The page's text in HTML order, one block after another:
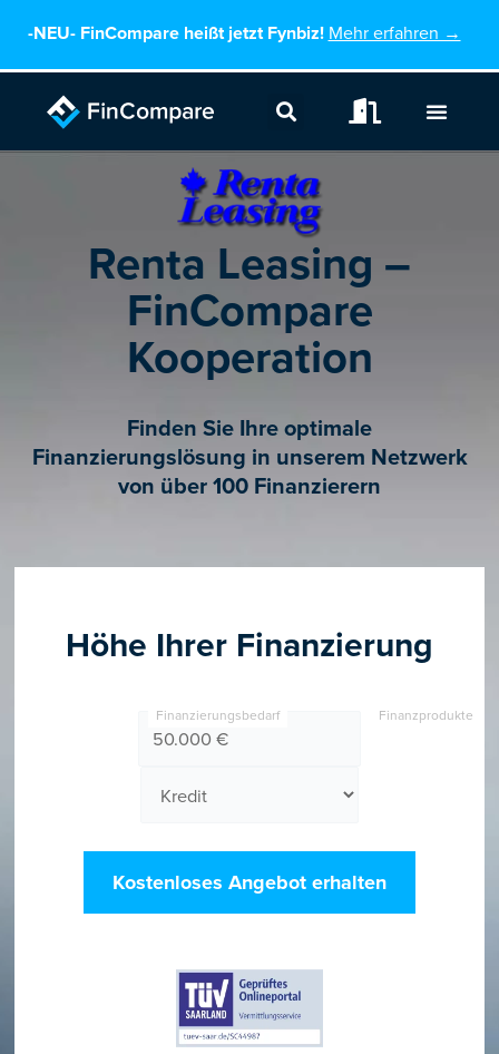
-NEU-FinCompare heißt jetzt Fynbiz! Mehr erfahren →
Höhe Ihrer Finanzierung
Finanzierungsbedarf Finanzprodukte
Kostenloses Angebot erhalten
Renta Leasing –
FinCompare
Kooperation
Finden Sie Ihre optimale
Finanzierungslösung in unserem Netzwerk
von über 100 Finanzierern